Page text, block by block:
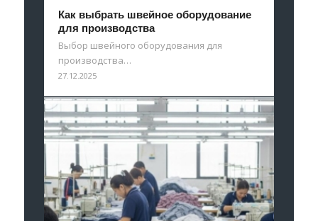
Как выбрать швейное оборудование
для производства
Выбор швейного оборудования для
производства…
27.12.2025